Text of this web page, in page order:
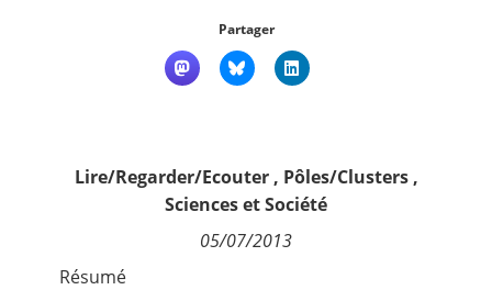
Partager
Lire/Regarder/Ecouter, Pôles/Clusters,
Sciences et Société
05/07/2013
Résumé